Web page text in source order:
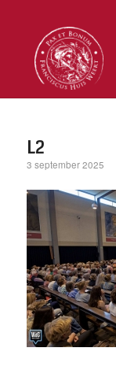
L2
3 september 2025